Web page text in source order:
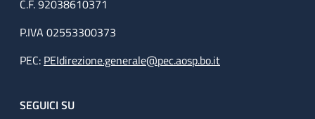
C.F. 92038610371
P.IVA 02553300373
PEC: PEIdirezione.generale@pec.aosp.bo.it
SEGUICI SU